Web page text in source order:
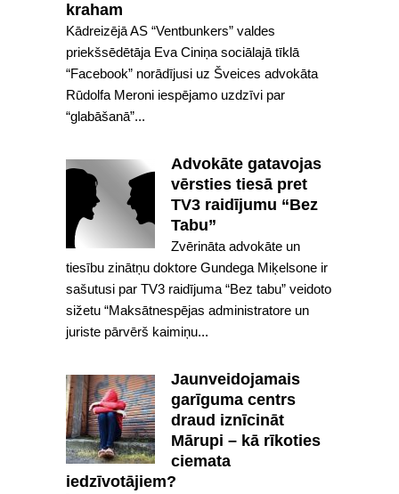
kraham
Kādreizējā AS “Ventbunkers” valdes
priekšsēdētāja Eva Ciniņa sociālajā tīklā
“Facebook” norādījusi uz Šveices advokāta
Rūdolfa Meroni iespējamo uzdzīvi par
“glabāšanā”...
Advokāte gatavojas
vērsties tiesā pret
TV3 raidījumu “Bez
Tabu”
Zvērināta advokāte un
tiesību zinātņu doktore Gundega Miķelsone ir
sašutusi par TV3 raidījuma “Bez tabu” veidoto
sižetu “Maksātnespējas administratore un
juriste pārvērš kaimiņu...
Jaunveidojamais
garīguma centrs
draud iznīcināt
Mārupi – kā rīkoties
ciemata
iedzīvotājiem?